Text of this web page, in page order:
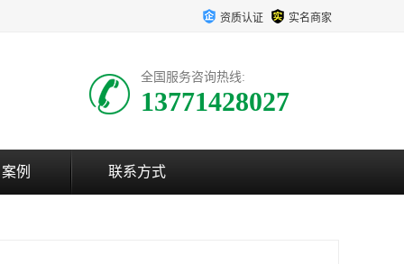
资质认证 实名商家
全国服务咨询热线:
13771428027
例 联系方式